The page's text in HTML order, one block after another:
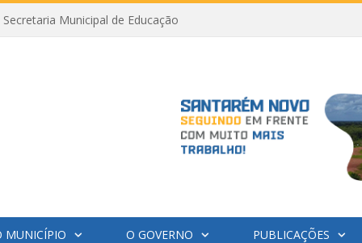
Municipal de Educação
MUNICÍPIO O GOVERNO PUBLICAÇÕES